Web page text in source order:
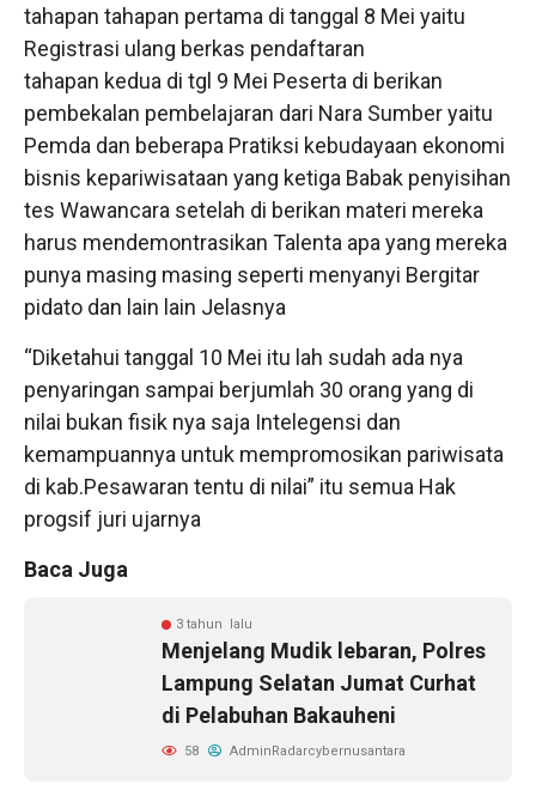
tahapan tahapan pertama di tanggal 8 Mei yaitu
Registrasi ulang berkas pendaftaran
tahapan kedua di tgl 9 Mei Peserta di berikan
pembekalan pembelajaran dari Nara Sumber yaitu
Pemda dan beberapa Pratiksi kebudayaan ekonomi
bisnis kepariwisataan yang ketiga Babak penyisihan
tes Wawancara setelah di berikan materi mereka
harus mendemontrasikan Talenta apa yang mereka
punya masing masing seperti menyanyi Bergitar
pidato dan lain lain Jelasnya
“Diketahui tanggal 10 Mei itu lah sudah ada nya
penyaringan sampai berjumlah 30 orang yang di
nilai bukan fisik nya saja Intelegensi dan
kemampuannya untuk mempromosikan pariwisata
di kab.Pesawaran tentu di nilai” itu semua Hak
progsif juri ujarnya
Baca Juga
3 tahun lalu
Menjelang Mudik lebaran, Polres
Lampung Selatan Jumat Curhat
di Pelabuhan Bakauheni
58 AdminRadarcybernusantara